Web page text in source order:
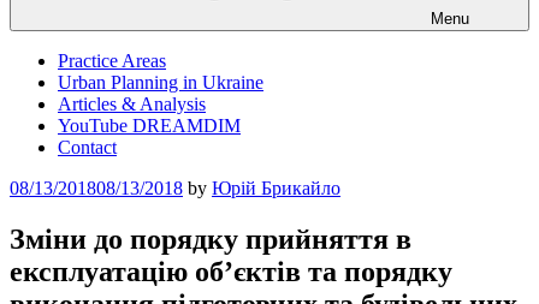
Menu
Practice Areas
Urban Planning in Ukraine
Articles & Analysis
YouTube DREAMDIM
Contact
Posted
08/13/201808/13/2018 by Юрій Брикайло
Зміни до порядку прийняття в
експлуатацію об’єктів та порядку